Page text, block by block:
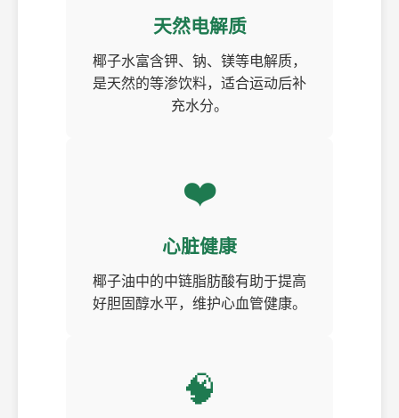
天然电解质
椰子水富含钾、钠、镁等电解质，
是天然的等渗饮料，适合运动后补
充水分。
❤️
心脏健康
椰子油中的中链脂肪酸有助于提高
好胆固醇水平，维护心血管健康。
🧠